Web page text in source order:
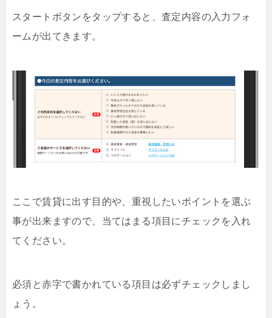
スタートボタンをタップすると、査定内容の入力フォ
ームが出てきます。
ここで賃貸に出す目的や、重視したいポイントを選ぶ
事が出来ますので、当てはまる項目にチェックを入れ
てください。
必須と赤字で書かれている項目は必ずチェックしまし
ょう。